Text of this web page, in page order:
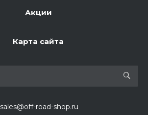
Акции
Карта сайта
sales@off-road-shop.ru